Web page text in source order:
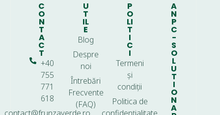
C
O
N
T
A
C
T
+40
755
771
618
U
T
IL
E
Blog
Despre
noi
Întrebări
Frecvente
(FAQ)
P
O
LI
T
I
C
I
Termeni
și
condiții
Politica de
A
N
P
C
-
S
O
L
U
T
I
O
N
A